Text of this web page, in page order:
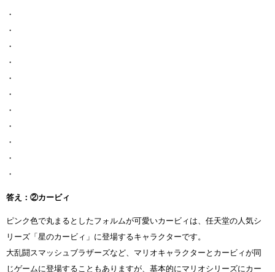
・
・
・
・
・
・
・
・
・
・
・
答え：②カービィ
ピンク色で丸まるとしたフォルムが可愛いカービィは、任天堂の人気シ
リーズ「星のカービィ」に登場するキャラクターです。
大乱闘スマッシュブラザーズなど、マリオキャラクターとカービィが同
じゲームに登場することもありますが、基本的にマリオシリーズにカー